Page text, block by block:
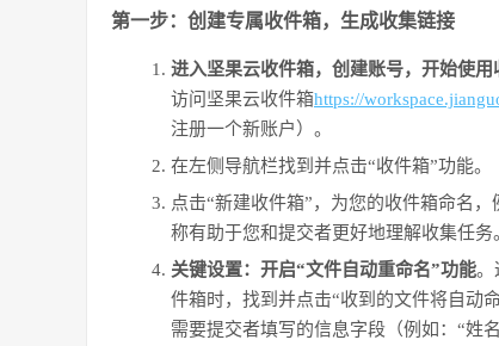
第一步：创建专属收件箱，生成收集链接
进入坚果云收件箱，创建账号，开始使用
访问坚果云收件箱https://
注册一个新账户）。
在左侧导航栏找到并点击“收件箱”功能。
点击“新建收件箱”，为您的收件箱命名
称有助于您和提交者更好地理解收集任务
关键设置：开启“文件自动重命名”功能。
件箱时，找到并点击“收到的文件将自动
需要提交者填写的信息字段（例如：“姓